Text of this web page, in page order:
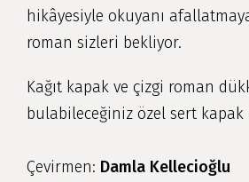
hikâyesiyle okuyanı
roman sizleri bekliyor.
Kağıt kapak ve çizgi roman
bulabileceğiniz özel sert kapak
Çevirmen: Damla Kellecioğlu